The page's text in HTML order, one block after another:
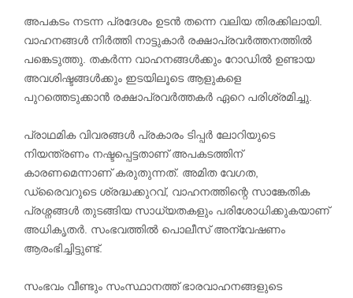
അപകടം നടന്ന പ്രദേശം ഉടൻ തന്നെ വലിയ തിരക്കിലായി.
വാഹനങ്ങൾ നിർത്തി നാട്ടുകാർ രക്ഷാപ്രവർത്തനത്തിൽ
പങ്കെടുത്തു. തകർന്ന വാഹനങ്ങൾക്കും റോഡിൽ ഉണ്ടായ
അവശിഷ്ടങ്ങൾക്കും ഇടയിലൂടെ ആളുകളെ
പുറത്തെടുക്കാൻ രക്ഷാപ്രവർത്തകർ ഏറെ പരിശ്രമിച്ചു.
പ്രാഥമിക വിവരങ്ങൾ പ്രകാരം ടിപ്പർ ലോറിയുടെ
നിയന്ത്രണം നഷ്ടപ്പെട്ടതാണ് അപകടത്തിന്
കാരണമെന്നാണ് കരുതുന്നത്. അമിത വേഗത,
ഡ്രൈവറുടെ ശ്രദ്ധക്കുറവ്, വാഹനത്തിന്റെ സാങ്കേതിക
പ്രശ്നങ്ങൾ തുടങ്ങിയ സാധ്യതകളും പരിശോധിക്കുകയാണ്
അധികൃതർ. സംഭവത്തിൽ പൊലീസ് അന്വേഷണം
ആരംഭിച്ചിട്ടുണ്ട്.
സംഭവം വീണ്ടും സംസ്ഥാനത്ത് ഭാരവാഹനങ്ങളുടെ